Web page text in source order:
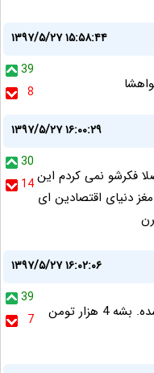
۱۳۹۷/۵/۲۷ ۱۵:۵۸:۴۴
39
8
۱۳۹۷/۵/۲۷ ۱۶:۰۰:۲۹
30
14فکرشو نمی کردم این
دنیای اقتصادین ای
۱۳۹۷/۵/۲۷ ۱۶:۰۲:۰۶
39
7
عجله کار شیطونه! دلار 11 هزار تومن شده. بشه 4 هزار تومن